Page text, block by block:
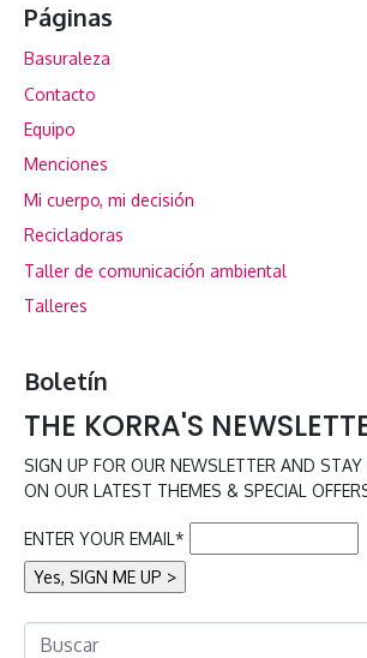
Páginas
Basuraleza
Contacto
Equipo
Menciones
Mi cuerpo, mi decisión
Recicladoras
Taller de comunicación ambiental
Talleres
Boletín
THE KORRA'S
SIGN UP FOR OUR NEWSLETTER AND
ON OUR LATEST THEMES & SPECIAL
ENTER YOUR EMAIL*